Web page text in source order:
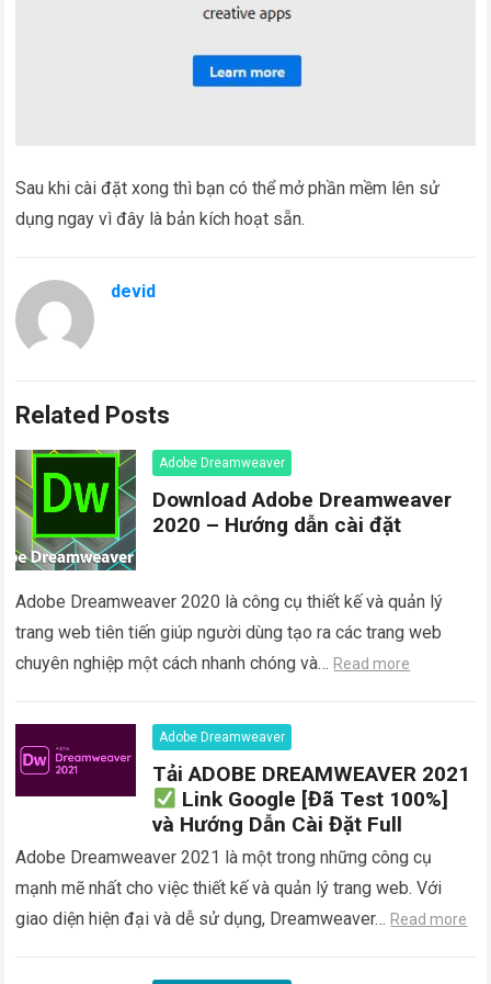
Sau khi cài đặt xong thì bạn có thể mở phần mềm lên sử
dụng ngay vì đây là bản kích hoạt sẵn.
devid
Related Posts
Adobe Dreamweaver
Download Adobe Dreamweaver
2020 – Hướng dẫn cài đặt
Adobe Dreamweaver 2020 là công cụ thiết kế và quản lý
trang web tiên tiến giúp người dùng tạo ra các trang web
chuyên nghiệp một cách nhanh chóng và… Read more
Adobe Dreamweaver
Tải ADOBE DREAMWEAVER 2021
Link Google [Đã Test 100%]
và Hướng Dẫn Cài Đặt Full
Adobe Dreamweaver 2021 là một trong những công cụ
mạnh mẽ nhất cho việc thiết kế và quản lý trang web. Với
giao diện hiện đại và dễ sử dụng, Dreamweaver… Read more